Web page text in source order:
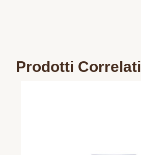
Prodotti Correlati